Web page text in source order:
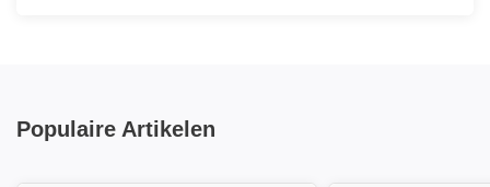
Populaire Artikelen